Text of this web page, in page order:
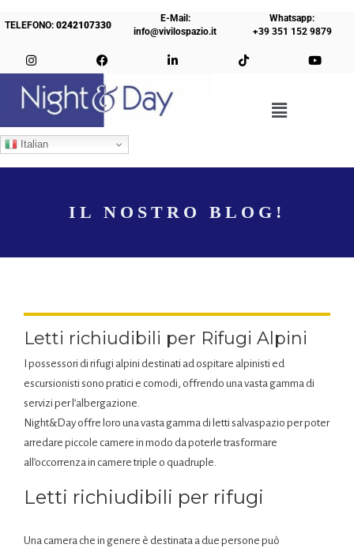
TELEFONO:0242107330
E-Mail:
info@vivilospazio.it
Whatsapp:
+39 351 152 9879
Italian
IL NOSTRO BLOG!
Letti richiudibili per Rifugi Alpini
I possessori di rifugi alpini destinati ad ospitare alpinisti ed
escursionisti sono pratici e comodi, offrendo una vasta gamma di
servizi per l’albergazione.
Night&Day offre loro una vasta gamma di letti salvaspazio per poter
arredare piccole camere in modo da poterle trasformare
all’occorrenza in camere triple o quadruple.
Letti richiudibili per rifugi
Una camera che in genere è destinata a due persone può